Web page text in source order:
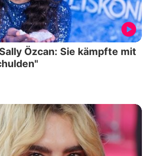
Özcan: Sie kämpfte mit